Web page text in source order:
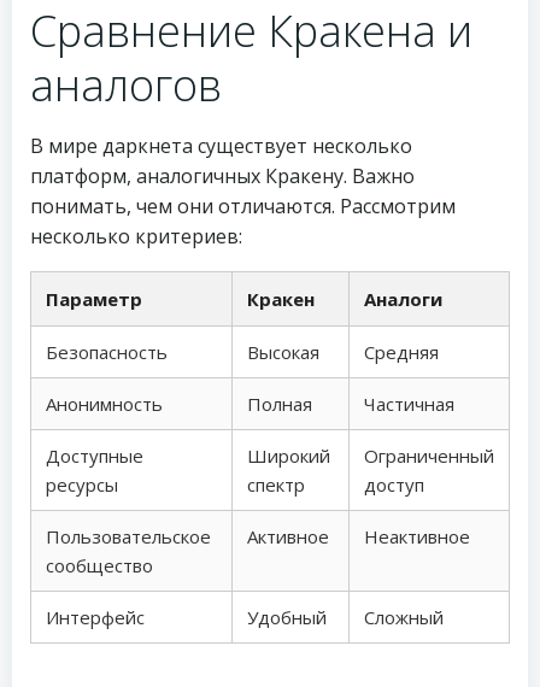
Сравнение Кракена и
аналогов
В мире даркнета существует несколько
платформ, аналогичных Кракену. Важно
понимать, чем они отличаются. Рассмотрим
несколько критериев:
Параметр Кракен Аналоги
Безопасность Высокая Средняя
Анонимность Полная Частичная
Доступные
ресурсы
Широкий
спектр
Ограниченный
доступ
Пользовательское
сообщество
Активное Неактивное
Интерфейс Удобный Сложный